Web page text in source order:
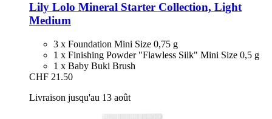
Lily Lolo Mineral Starter Collection, Light
Medium
3 x Foundation Mini Size 0,75 g
1 x Finishing Powder "Flawless Silk" Mini Size 0,5 g
1 x Baby Buki Brush
CHF 21.50
Livraison jusqu'au 13 août